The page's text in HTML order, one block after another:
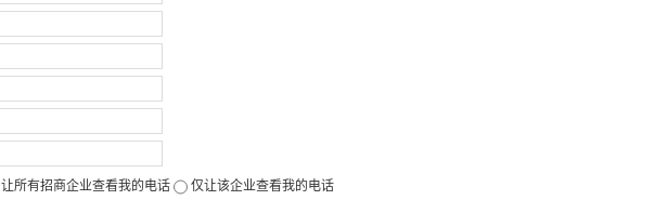
让所有招商企业查看我的电话 仅让该企业查看我的电话